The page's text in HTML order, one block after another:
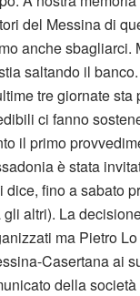
del Messina di
anche
saltando il
tre giornate
ci fanno
il primo
è stata
fino a sabato
altri). La
ma Pietro
Casertana ai
della